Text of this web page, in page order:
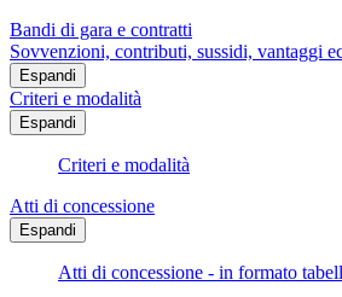
Bandi di gara e contratti
Sovvenzioni, contributi, sussidi, vantaggi
Espandi
Criteri e modalità
Espandi
Criteri e modalità
Atti di concessione
Espandi
Atti di concessione - in formato